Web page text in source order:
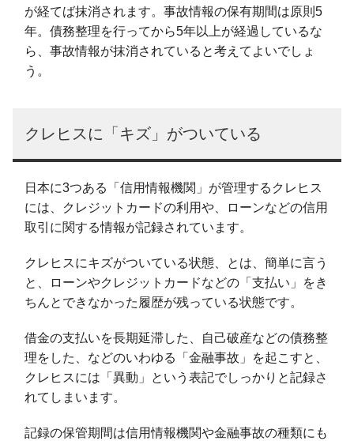
が経てば抹消されます。事故情報の保有期間は原則5
年。債務整理を行ってから5年以上が経過しているな
ら、事故情報が抹消されていると考えてよいでしょ
う。
クレヒスに「キズ」がついている
日本に3つある「信用情報機関」が管理するクレヒス
には、クレジットカードの利用や、ローンなどの信用
取引に関する情報が記録されています。
クレヒスにキズがついている状態、とは、簡単に言う
と、ローンやクレジットカードなどの「支払い」をき
ちんとできなかった履歴が残っている状態です。
借金の支払いを長期延滞した、自己破産などの債務整
理をした、などのいわゆる「金融事故」を起こすと、
クレヒスには「異動」という表記でしっかりと記録さ
れてしまいます。
記録の保管期間は信用情報機関や金融事故の種類にも